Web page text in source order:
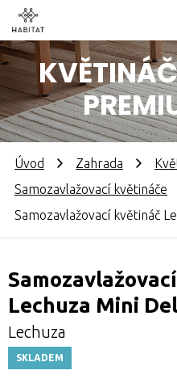
Úvod Zahrada
Samozavlažovací květináče
Samozavlažovací květináč
Lechuza Mini
Lechuza
SKLADEM